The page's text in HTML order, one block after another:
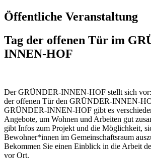
Öffentliche Veranstaltung
Tag der offenen Tür im
INNEN-HOF
Der GRÜNDER-INNEN-HOF stellt sich vor:
der offenen Tür den GRÜNDER-INNEN-
GRÜNDER-INNEN-HOF gibt es
Angebote, um Wohnen und Arbeiten gut
gibt Infos zum Projekt und die Möglichkeit,
Bewohner*innen im Gemeinschaftsraum
Bekommen Sie einen Einblick in die Arbeit
vor Ort.